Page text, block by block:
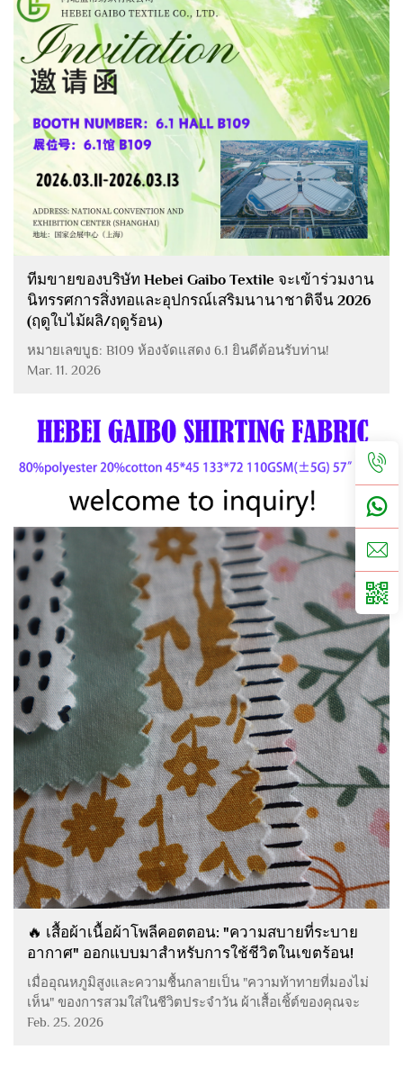
ทีมขายของบริษัท Hebei Gaibo Textile จะเข้าร่วมงาน
นิทรรศการสิ่งทอและอุปกรณ์เสริมนานาชาติจีน 2026
(ฤดูใบไม้ผลิ/ฤดูร้อน)
หมายเลขบูธ: B109 ห้องจัดแสดง 6.1 ยินดีต้อนรับท่าน!
Mar. 11. 2026
🔥 เสื้อผ้าเนื้อผ้าโพลีคอตตอน: "ความสบายที่ระบาย
อากาศ" ออกแบบมาสำหรับการใช้ชีวิตในเขตร้อน!
เมื่ออุณหภูมิสูงและความชื้นกลายเป็น "ความท้าทายที่มองไม่
เห็น" ของการสวมใส่ในชีวิตประจำวัน ผ้าเสื้อเชิ้ต์ของคุณจะ
สามารถรักษาความโปร่งสบายและการทนทานไว้ได้อย่างไร?
Feb. 25. 2026